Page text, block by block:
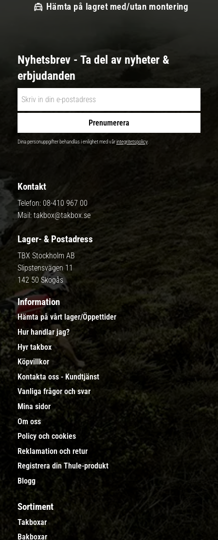
Hämta på lagret med/utan montering
Nyhetsbrev - Ta del av nyheter &
erbjudanden
Prenumerera
Dina personuppgifter behandlas i enlighet med vårintegritetspolicy.
Kontakt
Telefon: 08-410 967 00
Mail: takbox@takbox.se
Lager- & Postadress
TBX Stockholm AB
Slipstensvägen 11
142 50 Skogås
Information
Hämta på vårt lager/Öppettider
Hur handlar jag?
Hyr takbox
Köpvillkor
Kontakta oss - Kundtjänst
Vanliga frågor och svar
Mina sidor
Om oss
Policy och cookies
Reklamation och retur
Registrera din Thule-produkt
Blogg
Sortiment
Takboxar
Bakboxar